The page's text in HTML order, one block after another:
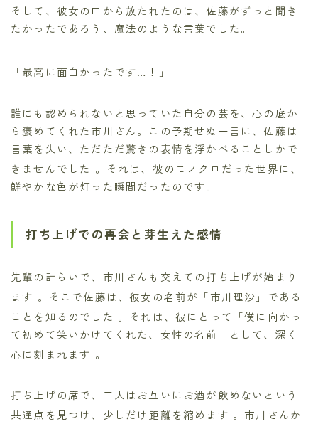
そして、彼女の口から放たれたのは、佐藤がずっと聞き
たかったであろう、魔法のような言葉でした。
「最高に面白かったです…！」
誰にも認められないと思っていた自分の芸を、心の底か
ら褒めてくれた市川さん。この予期せぬ一言に、佐藤は
言葉を失い、ただただ驚きの表情を浮かべることしかで
きませんでした 。それは、彼のモノクロだった世界に、
鮮やかな色が灯った瞬間だったのです。
打ち上げでの再会と芽生えた感情
先輩の計らいで、市川さんも交えての打ち上げが始まり
ます 。そこで佐藤は、彼女の名前が「市川理沙」である
ことを知るのでした 。それは、彼にとって「僕に向かっ
て初めて笑いかけてくれた、女性の名前」として、深く
心に刻まれます 。
打ち上げの席で、二人はお互いにお酒が飲めないという
共通点を見つけ、少しだけ距離を縮めます 。市川さんか